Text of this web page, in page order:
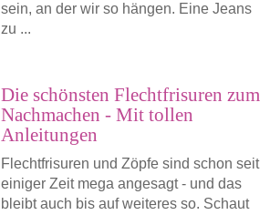
sein, an der wir so hängen. Eine Jeans
zu ...
Die schönsten Flechtfrisuren zum
Nachmachen - Mit tollen
Anleitungen
Flechtfrisuren und Zöpfe sind schon seit
einiger Zeit mega angesagt - und das
bleibt auch bis auf weiteres so. Schaut